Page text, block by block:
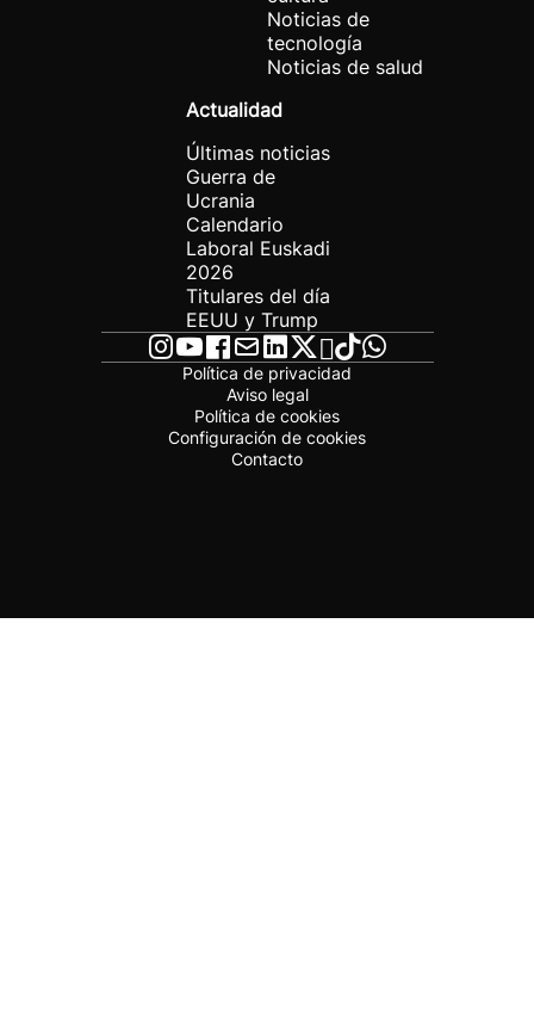
Noticias de
tecnología
Noticias de salud
Actualidad
Últimas noticias
Guerra de
Ucrania
Calendario
Laboral Euskadi
2026
Titulares del día
EEUU y Trump
Política de privacidad
Aviso legal
Política de cookies
Configuración de cookies
Contacto